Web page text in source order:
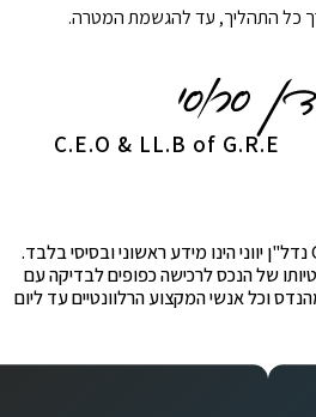
כל התהליך, עד להגשמת המטרה.
C.E.O & LL.B of G.R.E
*כל המידע המוצג באתר G.R.E נדל"ן יווני הינו מידע ראשוני ובסיסי בלבד.
של הנכס לרכישה כפופים לבדיקה עם
וכל אנשי המקצוע הרלוונטיים עד ליום